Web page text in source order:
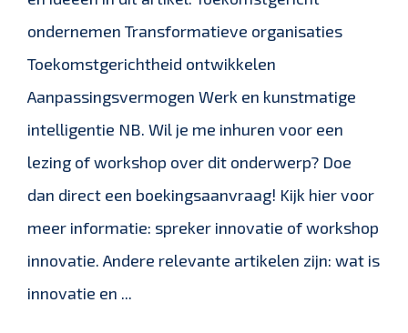
ondernemen Transformatieve organisaties
Toekomstgerichtheid ontwikkelen
Aanpassingsvermogen Werk en kunstmatige
intelligentie NB. Wil je me inhuren voor een
lezing of workshop over dit onderwerp? Doe
dan direct een boekingsaanvraag! Kijk hier voor
meer informatie: spreker innovatie of workshop
innovatie. Andere relevante artikelen zijn: wat is
innovatie en ...